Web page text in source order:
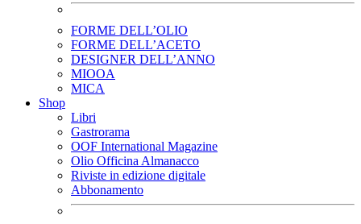
FORME DELL’OLIO
FORME DELL’ACETO
DESIGNER DELL’ANNO
MIOOA
MICA
Shop
Libri
Gastrorama
OOF International Magazine
Olio Officina Almanacco
Riviste in edizione digitale
Abbonamento